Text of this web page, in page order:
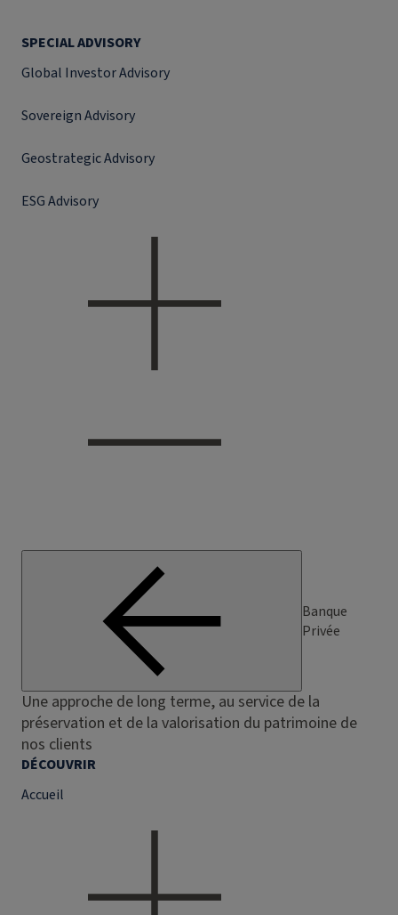
SPECIAL ADVISORY
Global Investor Advisory
Sovereign Advisory
Geostrategic Advisory
ESG Advisory
Banque
Privée
Une approche de long terme, au service de la
préservation et de la valorisation du patrimoine de
nos clients
DÉCOUVRIR
Accueil